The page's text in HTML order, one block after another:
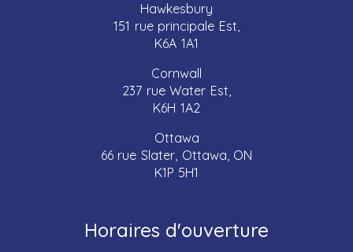
Hawkesbury
151 rue principale Est,
K6A 1A1
Cornwall
237 rue Water Est,
K6H 1A2
Ottawa
66 rue Slater, Ottawa, ON
K1P 5H1
Horaires d'ouverture